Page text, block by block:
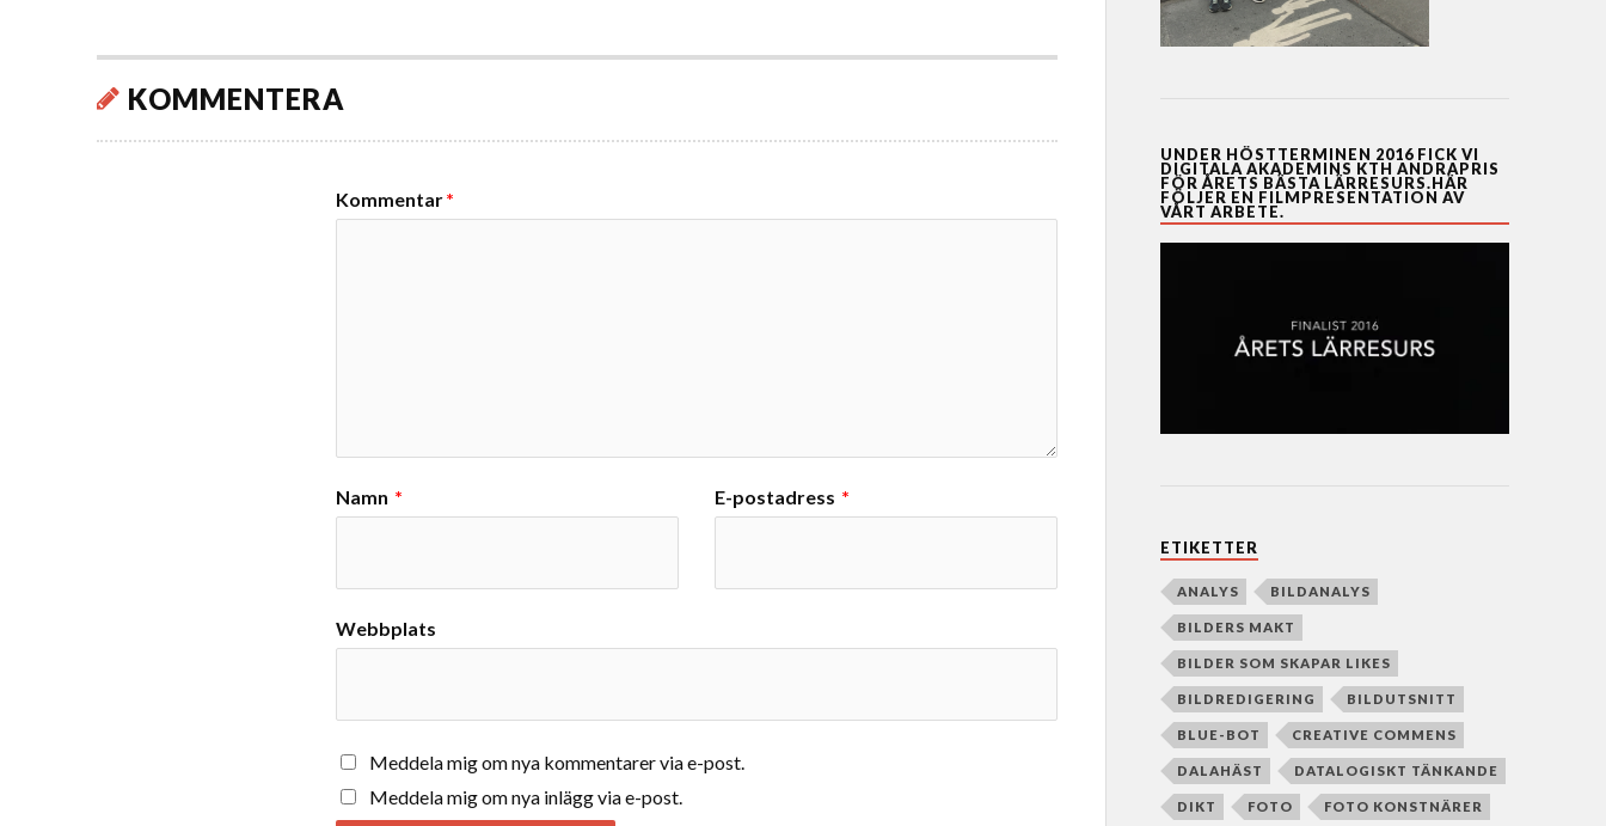
KOMMENTERA
Kommentar*
Namn * E-postadress *
Webbplats
Meddela mig om nya kommentarer via e-post.
Meddela mig om nya inlägg via e-post.
UNDER HÖSTTERMINEN 2016 FICK VI
DIGITALA AKADEMINS KTH ANDRAPRIS
FÖR ÅRETS BÄSTA LÄRRESURS.HÄR
FÖLJER EN FILMPRESENTATION AV
VÅRT ARBETE.
ETIKETTER
ANALYS BILDANALYS
BILDERS MAKT
BILDER SOM SKAPAR LIKES
BILDREDIGERING BILDUTSNITT
BLUE-BOT CREATIVE COMMENS
DALAHÄST DATALOGISKT TÄNKANDE
DIKT FOTO FOTO KONSTNÄRER